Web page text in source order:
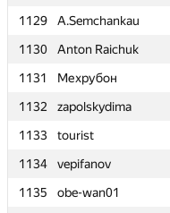
1129
A.Semchankau
1130
Anton Raichuk
1131
Мехрубон
1132
zapolskydima
1133
tourist
1134
vepifanov
1135
obe-wan01
1129
A.Semchankau
1130
Anton Raichuk
1131
Мехрубон
1132
zapolskydima
1133
tourist
1134
vepifanov
1135
obe-wan01